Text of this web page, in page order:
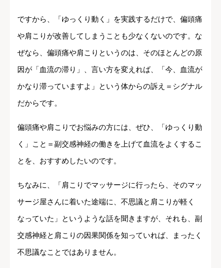
ですから、「ゆっくり動く」を実践するだけで、偏頭痛
や肩こりが改善してしまうことも少なくないのです。な
ぜなら、偏頭痛や肩こりというのは、そのほとんどの原
因が「血流の滞り」、言い方を変えれば、「今、血流が
かなり滞っていますよ」という体からの訴え＝シグナル
だからです。
偏頭痛や肩こりでお悩みの方には、ぜひ、「ゆっくり動
く」こと＝副交感神経の働きを上げて血流をよくするこ
とを、おすすめしたいのです。
ちなみに、「肩こりでマッサージに行ったら、そのマッ
サージ屋さんに着いた途端に、不思議と肩こりが軽く
なっていた」というような話を聞きますが、それも、副
交感神経と肩こりの因果関係を知っていれば、まったく
不思議なことではありません。